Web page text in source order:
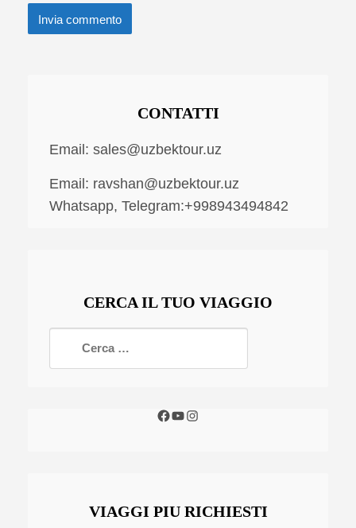
CONTATTI
Email: sales@uzbektour.uz
Email: ravshan@uzbektour.uz
Whatsapp, Telegram:+998943494842
CERCA IL TUO VIAGGIO
VIAGGI PIU RICHIESTI